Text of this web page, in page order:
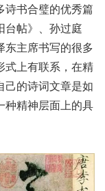
诗书合璧的优秀篇
台帖》、孙过庭
东主席书写的很多
式上有联系，在精
己的诗词文章是如
种精神层面上的具